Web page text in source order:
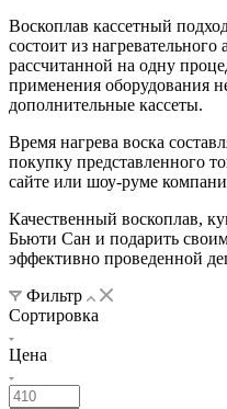
Воскоплав кассетный
состоит из
рассчитанной на одну
применения оборудования
дополнительные кассеты.
Время нагрева воска
покупку представленного
сайте или шоу-руме
Качественный воскоплав,
Бьюти Сан и подарить
эффективно проведенной
Фильтр
Сортировка
Цена